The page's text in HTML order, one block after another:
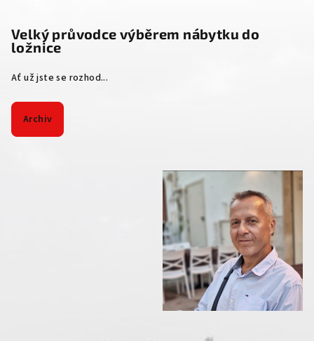
Velký průvodce výběrem nábytku do
ložnice
Ať už jste se rozhod...
Archiv